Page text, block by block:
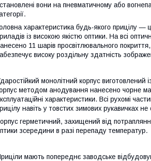
вони на пневматичному або
характеристика будь-якого прицілу —
із високою якістю оптики. На всі
11 шарів просвітлювального
високу роздільну здатність
монолітний корпус виготовлений
методом анодування нанесено чорне
характеристики. Всі рухомі
навіть у товстих зимових рукавичках
герметичний, захищений від
зсередини в разі перепаду температур.
мають попереднє заводське